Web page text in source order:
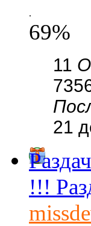
.
69%
11
21
!!!